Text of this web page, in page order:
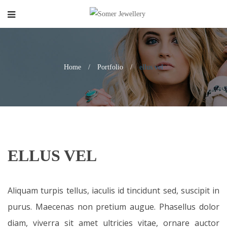
Home / Portfolio / ellus vel
ELLUS VEL
Aliquam turpis tellus, iaculis id tincidunt sed, suscipit in
purus. Maecenas non pretium augue. Phasellus dolor
diam, viverra sit amet ultricies vitae, ornare auctor